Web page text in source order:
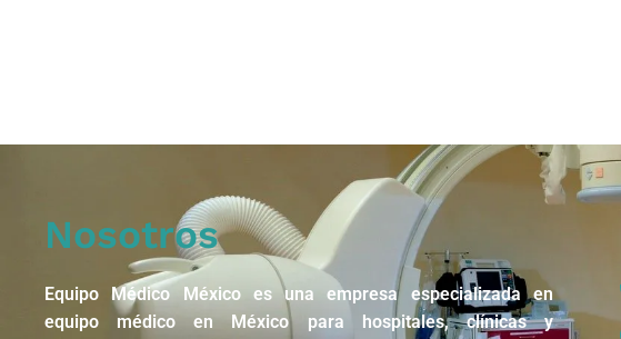
Nosotros
Equipo Médico México es una empresa especializada en
equipo médico en México para hospitales, clínicas y